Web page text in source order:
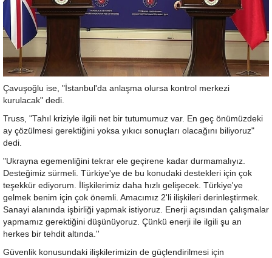
Çavuşoğlu ise, "İstanbul'da anlaşma olursa kontrol merkezi
kurulacak" dedi.
Truss, "Tahıl kriziyle ilgili net bir tutumumuz var. En geç önümüzdeki
ay çözülmesi gerektiğini yoksa yıkıcı sonuçları olacağını biliyoruz"
dedi.
"Ukrayna egemenliğini tekrar ele geçirene kadar durmamalıyız.
Desteğimiz sürmeli. Türkiye'ye de bu konudaki destekleri için çok
teşekkür ediyorum. İlişkilerimiz daha hızlı gelişecek. Türkiye'ye
gelmek benim için çok önemli. Amacımız 2'li ilişkileri derinleştirmek.
Sanayi alanında işbirliği yapmak istiyoruz. Enerji açısından çalışmalar
yapmamız gerektiğini düşünüyoruz. Çünkü enerji ile ilgili şu an
herkes bir tehdit altında.''
Güvenlik konusundaki ilişkilerimizin de güçlendirilmesi için